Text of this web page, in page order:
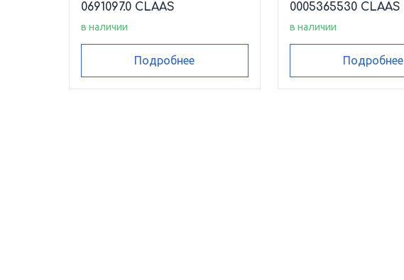
0691097.0 CLAAS
в наличии
Подробнее
0005365530 CLAAS
в наличии
Подробнее